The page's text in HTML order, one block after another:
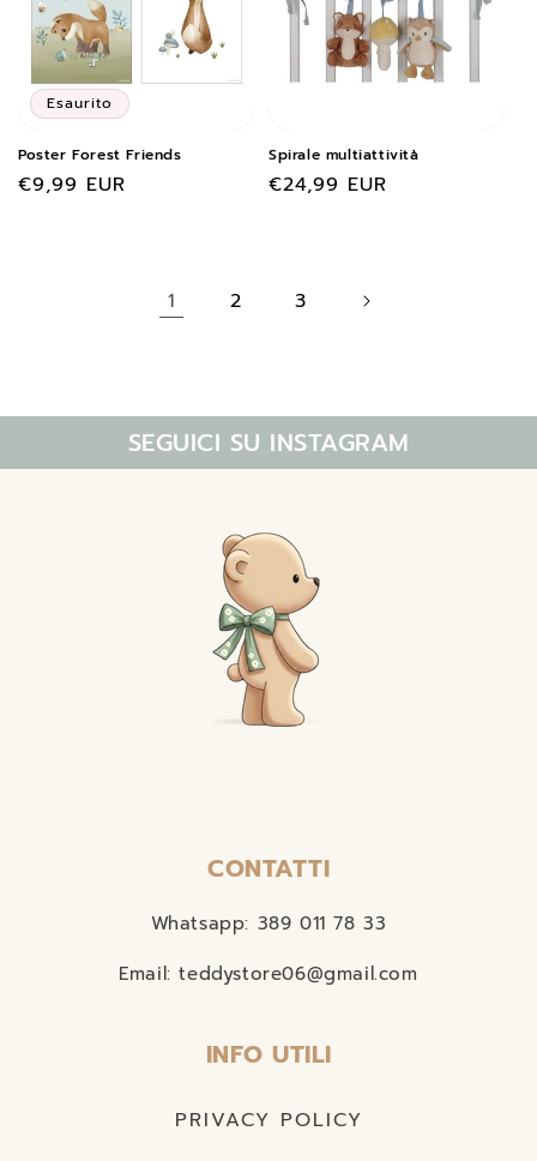
Esaurito
Poster Forest Friends
Prezzo
€9,99 EUR
Spirale multiattività
Prezzo
€24,99 EUR
1 2 3
SEGUICI SU INSTAGRAM
CONTATTI
Whatsapp: 389 011 78 33
Email: teddystore06@gmail.com
INFO UTILI
PRIVACY POLICY